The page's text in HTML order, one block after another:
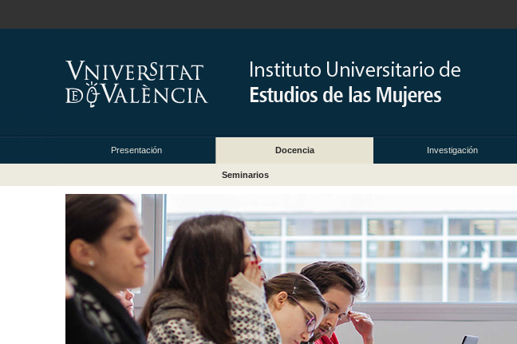
Presentación Docencia Investigación
Seminarios